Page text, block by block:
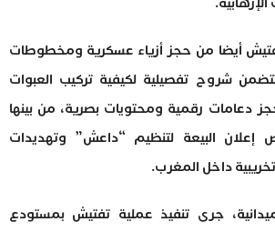
أيضا من حجز أزياء عسكرية ومخطوطات
شروح تفصيلية لكيفية تركيب العبوات
دعامات رقمية ومحتويات بصرية، من بينها
إعلان البيعة لتنظيم “داعش” وتهديدات
داخل المغرب.
جرى تنفيذ عملية تفتيش بمستودع